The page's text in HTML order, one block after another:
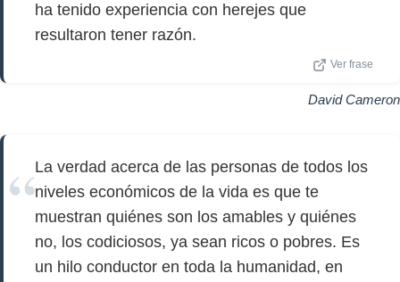
ha tenido experiencia con herejes que
resultaron tener razón.
Ver frase
David Cameron
La verdad acerca de las personas de todos los
niveles económicos de la vida es que te
muestran quiénes son los amables y quiénes
no, los codiciosos, ya sean ricos o pobres. Es
un hilo conductor en toda la humanidad, en